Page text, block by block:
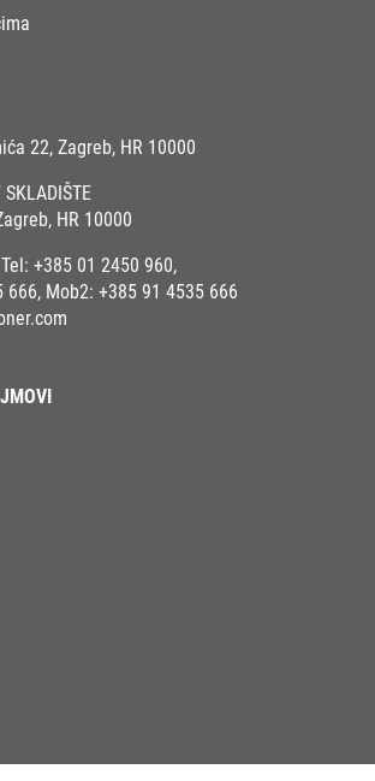
22, Zagreb, HR 10000
HR 10000
+385 01 2450 960,
666, Mob2: +385 91 4535 666